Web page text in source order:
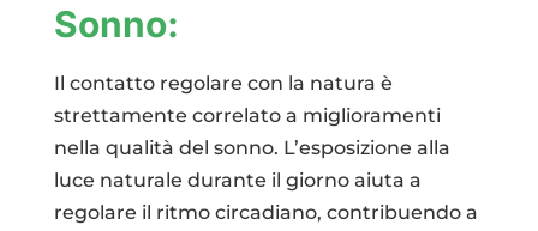
Sonno:
Il contatto regolare con la natura è
strettamente correlato a miglioramenti
nella qualità del sonno. L’esposizione alla
luce naturale durante il giorno aiuta a
regolare il ritmo circadiano, contribuendo a